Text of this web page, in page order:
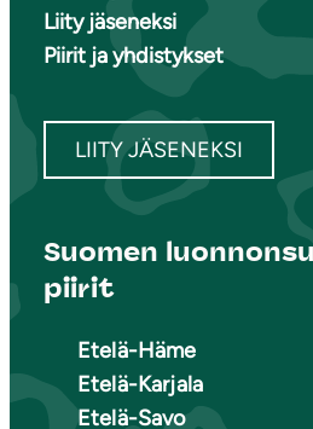
Liity jäseneksi
Piirit ja yhdistykset
LIITY JÄSENEKSI
Suomen
piirit
Etelä-Häme
Etelä-Karjala
Etelä-Savo